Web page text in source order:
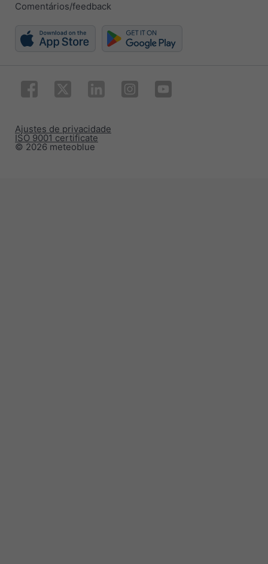
Comentários/feedback
© 2026 meteoblue
ISO 9001 certificate
Ajustes de privacidade